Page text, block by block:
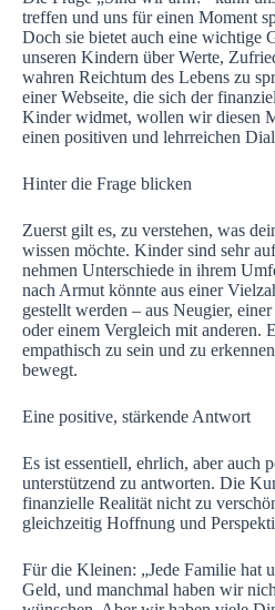
treffen und uns für einen Moment
Doch sie bietet auch eine wichtige
unseren Kindern über Werte,
wahren Reichtum des Lebens zu
einer Webseite, die sich der
Kinder widmet, wollen wir diesen
einen positiven und lehrreichen
Hinter die Frage blicken
Zuerst gilt es, zu verstehen, was
wissen möchte. Kinder sind sehr
nehmen Unterschiede in ihrem
nach Armut könnte aus einer
gestellt werden – aus Neugier,
oder einem Vergleich mit anderen.
empathisch zu sein und zu
bewegt.
Eine positive, stärkende Antwort
Es ist essentiell, ehrlich, aber auch
unterstützend zu antworten. Die
finanzielle Realität nicht zu
gleichzeitig Hoffnung und
Für die Kleinen: „Jede Familie hat
Geld, und manchmal haben wir